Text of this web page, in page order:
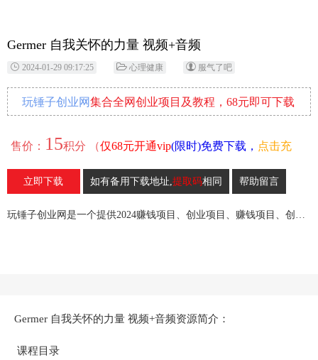
Germer 自我关怀的力量 视频+音频
2024-01-29 09:17:25 心理健康 服气了吧
玩锤子创业网集合全网创业项目及教程，68元即可下载
售价： 15积分 （仅68元开通vip(限时)免费下载， 点击充
）
立即下载 如有备用下载地址,提取码相同 帮助留言
玩锤子创业网是一个提供2024赚钱项目、创业项目、赚钱项目、创业赚钱教程、引流教程的创业网,欢迎来玩锤子创业网！
Germer 自我关怀的力量 视频+音频资源简介：
课程目录